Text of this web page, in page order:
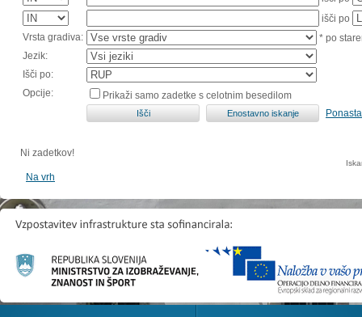
išči po
Vrsta gradiva:
* po
Jezik:
Išči po:
Opcije:
Prikaži samo zadetke s celotnim besedilom
Ni zadetkov!
Na vrh